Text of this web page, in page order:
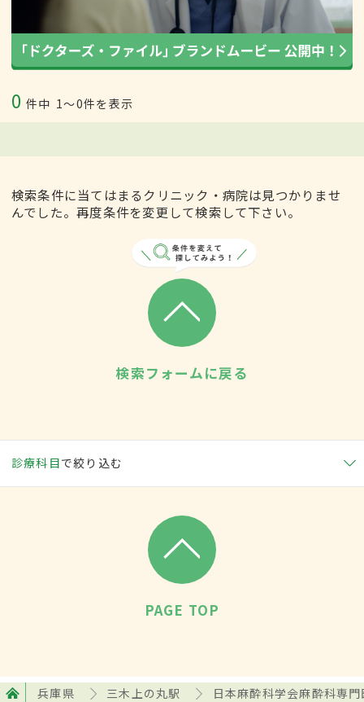
0 件中 1〜0件を表示
検索条件に当てはまるクリニック・病院は見つかりませ
んでした。再度条件を変更して検索して下さい。
検索フォームに戻る
診療科目で絞り込む
PAGE TOP
兵庫県 三木上の丸駅 日本麻酔科学会麻酔科専